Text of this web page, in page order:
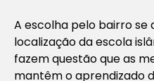
A escolha pelo bairro se
localização da escola
fazem questão que as
mantêm o aprendizado